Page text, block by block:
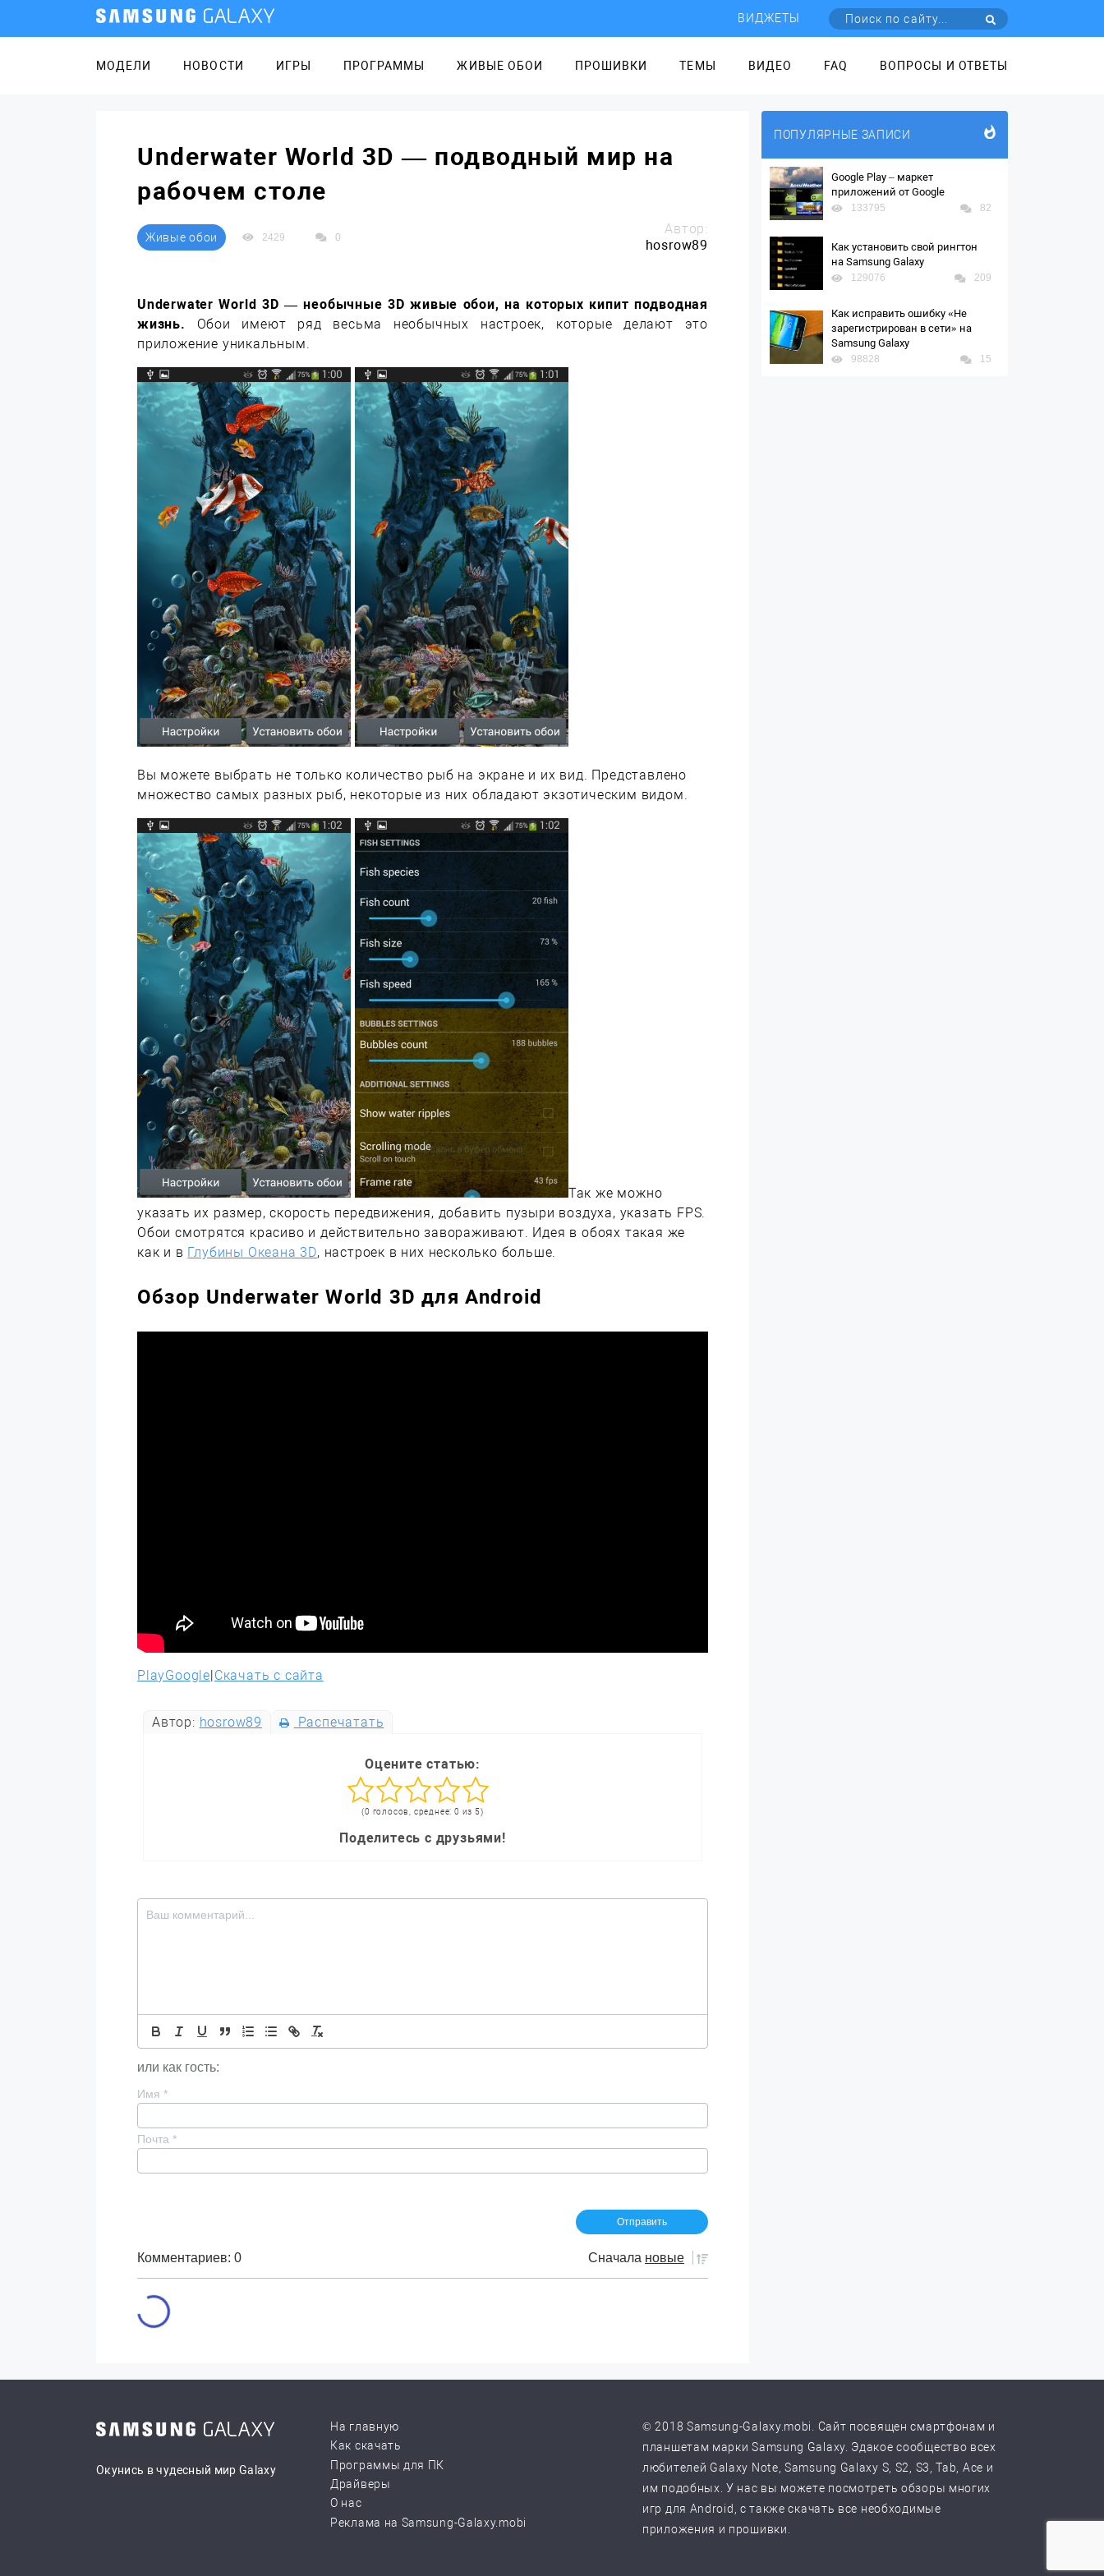
ВИДЖЕТЫ
МОДЕЛИ НОВОСТИ ИГРЫ ПРОГРАММЫ ЖИВЫЕ ОБОИ ПРОШИВКИ ТЕМЫ ВИДЕО FAQ ВОПРОСЫ И ОТВЕТЫ
Underwater World 3D — подводный мир на
рабочем столе
Живые обои 2429 0
Автор:
hosrow89
Underwater World 3D — необычные 3D живые обои, на которых кипит подводная
жизнь. Обои имеют ряд весьма необычных настроек, которые делают это
приложение уникальным.
Вы можете выбрать не только количество рыб на экране и их вид. Представлено
множество самых разных рыб, некоторые из них обладают экзотическим видом.
Так же можно
указать их размер, скорость передвижения, добавить пузыри воздуха, указать FPS.
Обои смотрятся красиво и действительно завораживают. Идея в обоях такая же
как и в Глубины Океана 3D, настроек в них несколько больше.
Обзор Underwater World 3D для Android
PlayGoogle|Скачать с сайта
Автор: hosrow89 Распечатать
Оцените статью:
(0 голосов, среднее: 0 из 5)
Поделитесь с друзьями!
или как гость:
Имя *
Почта *
Комментариев: 0 Сначала новые
ПОПУЛЯРНЫЕ ЗАПИСИ
Google Play – маркет
приложений от Google
133795 82
Как установить свой рингтон
на Samsung Galaxy
129076 209
Как исправить ошибку «Не
зарегистрирован в сети» на
Samsung Galaxy
98828 15
Окунись в чудесный мир Galaxy
На главную
Как скачать
Программы для ПК
Драйверы
О нас
Реклама на Samsung-Galaxy.mobi
© 2018 Samsung-Galaxy.mobi. Сайт посвящен смартфонам и
планшетам марки Samsung Galaxy. Эдакое сообщество всех
любителей Galaxy Note, Samsung Galaxy S, S2, S3, Tab, Ace и
им подобных. У нас вы можете посмотреть обзоры многих
игр для Android, с также скачать все необходимые
приложения и прошивки.